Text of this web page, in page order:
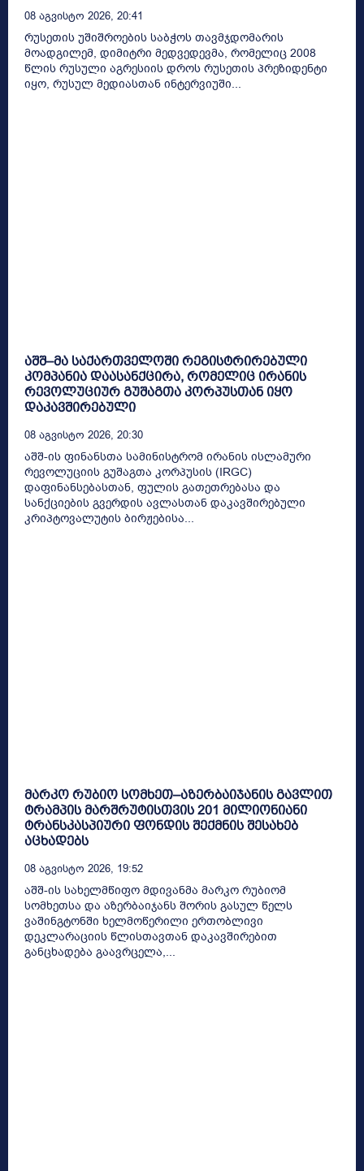
08 Აგვისტო 2026, 20:41
რუსეთის უშიშროების საბჭოს თავმჯდომარის
მოადგილემ, დიმიტრი მედვედევმა, რომელიც 2008
წლის რუსული აგრესიის დროს რუსეთის პრეზიდენტი
იყო, რუსულ მედიასთან ინტერვიუში...
აშშ–მა საქართველოში რეგისტრირებული
კომპანია დაასანქცირა, რომელიც ირანის
რევოლუციურ გუშაგთა კორპუსთან იყო
დაკავშირებული
08 Აგვისტო 2026, 20:30
აშშ-ის ფინანსთა სამინისტრომ ირანის ისლამური
რევოლუციის გუშაგთა კორპუსის (IRGC)
დაფინანსებასთან, ფულის გათეთრებასა და
სანქციების გვერდის ავლასთან დაკავშირებული
კრიპტოვალუტის ბირჟებისა...
მარკო რუბიო სომხეთ–აზერბაიჯანის გავლით
ტრამპის მარშრუტისთვის 201 მილიონიანი
ტრანსკასპიური ფონდის შექმნის შესახებ
აცხადებს
08 Აგვისტო 2026, 19:52
აშშ-ის სახელმწიფო მდივანმა მარკო რუბიომ
სომხეთსა და აზერბაიჯანს შორის გასულ წელს
ვაშინგტონში ხელმოწერილი ერთობლივი
დეკლარაციის წლისთავთან დაკავშირებით
განცხადება გაავრცელა,...